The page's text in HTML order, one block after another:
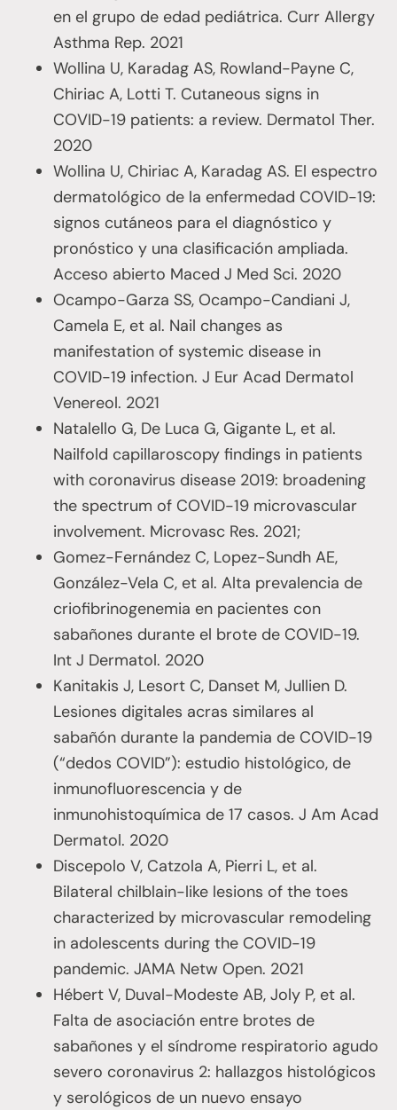
en el grupo de edad pediátrica. Curr Allergy
Asthma Rep. 2021
Wollina U, Karadag AS, Rowland-Payne C,
Chiriac A, Lotti T. Cutaneous signs in
COVID-19 patients: a review. Dermatol Ther.
2020
Wollina U, Chiriac A, Karadag AS. El espectro
dermatológico de la enfermedad COVID-19:
signos cutáneos para el diagnóstico y
pronóstico y una clasificación ampliada.
Acceso abierto Maced J Med Sci. 2020
Ocampo-Garza SS, Ocampo-Candiani J,
Camela E, et al. Nail changes as
manifestation of systemic disease in
COVID-19 infection. J Eur Acad Dermatol
Venereol. 2021
Natalello G, De Luca G, Gigante L, et al.
Nailfold capillaroscopy findings in patients
with coronavirus disease 2019: broadening
the spectrum of COVID-19 microvascular
involvement. Microvasc Res. 2021;
Gomez-Fernández C, Lopez-Sundh AE,
González-Vela C, et al. Alta prevalencia de
criofibrinogenemia en pacientes con
sabañones durante el brote de COVID-19.
Int J Dermatol. 2020
Kanitakis J, Lesort C, Danset M, Jullien D.
Lesiones digitales acras similares al
sabañón durante la pandemia de COVID-19
(“dedos COVID”): estudio histológico, de
inmunofluorescencia y de
inmunohistoquímica de 17 casos. J Am Acad
Dermatol. 2020
Discepolo V, Catzola A, Pierri L, et al.
Bilateral chilblain-like lesions of the toes
characterized by microvascular remodeling
in adolescents during the COVID-19
pandemic. JAMA Netw Open. 2021
Hébert V, Duval-Modeste AB, Joly P, et al.
Falta de asociación entre brotes de
sabañones y el síndrome respiratorio agudo
severo coronavirus 2: hallazgos histológicos
y serológicos de un nuevo ensayo